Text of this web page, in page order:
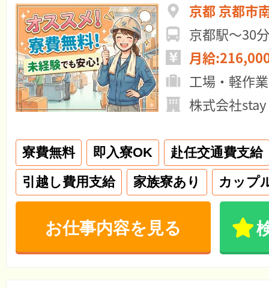
京都 京都市
京都駅～30分
月給
工場・軽作業
株式会社
寮費無料 即入寮OK
赴任交通費支給
引越し費用支給
家族寮あり カップ
お仕事内容を見る